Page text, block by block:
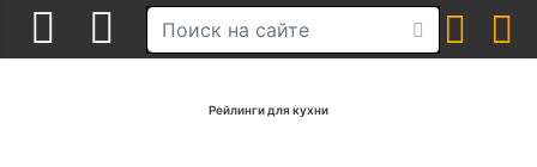
Рейлинги для кухни